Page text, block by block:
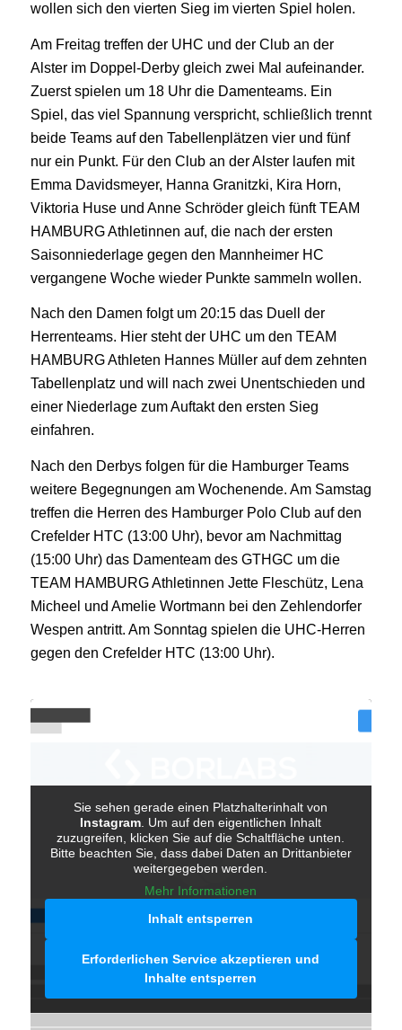
wollen sich den vierten Sieg im vierten Spiel holen.
Am Freitag treffen der UHC und der Club an der
Alster im Doppel-Derby gleich zwei Mal aufeinander.
Zuerst spielen um 18 Uhr die Damenteams. Ein
Spiel, das viel Spannung verspricht, schließlich trennt
beide Teams auf den Tabellenplätzen vier und fünf
nur ein Punkt. Für den Club an der Alster laufen mit
Emma Davidsmeyer, Hanna Granitzki, Kira Horn,
Viktoria Huse und Anne Schröder gleich fünft TEAM
HAMBURG Athletinnen auf, die nach der ersten
Saisonniederlage gegen den Mannheimer HC
vergangene Woche wieder Punkte sammeln wollen.
Nach den Damen folgt um 20:15 das Duell der
Herrenteams. Hier steht der UHC um den TEAM
HAMBURG Athleten Hannes Müller auf dem zehnten
Tabellenplatz und will nach zwei Unentschieden und
einer Niederlage zum Auftakt den ersten Sieg
einfahren.
Nach den Derbys folgen für die Hamburger Teams
weitere Begegnungen am Wochenende. Am Samstag
treffen die Herren des Hamburger Polo Club auf den
Crefelder HTC (13:00 Uhr), bevor am Nachmittag
(15:00 Uhr) das Damenteam des GTHGC um die
TEAM HAMBURG Athletinnen Jette Fleschütz, Lena
Micheel und Amelie Wortmann bei den Zehlendorfer
Wespen antritt. Am Sonntag spielen die UHC-Herren
gegen den Crefelder HTC (13:00 Uhr).
Sie sehen gerade einen Platzhalterinhalt von
Instagram. Um auf den eigentlichen Inhalt
zuzugreifen, klicken Sie auf die Schaltfläche unten.
Bitte beachten Sie, dass dabei Daten an Drittanbieter
weitergegeben werden.
Mehr Informationen
Inhalt entsperren
Erforderlichen Service akzeptieren und
Inhalte entsperren